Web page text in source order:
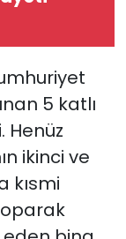
5 katlı
ikinci ve
kısmi